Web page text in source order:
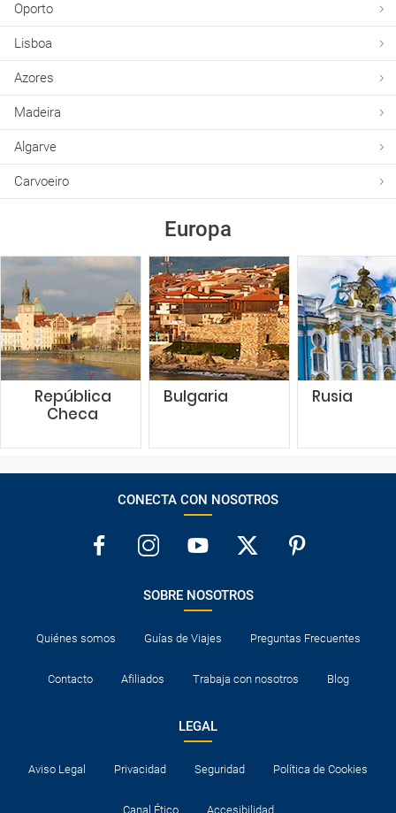
Oporto
Lisboa
Azores
Madeira
Algarve
Carvoeiro
Europa
República
Checa
Bulgaria Rusia
CONECTA CON NOSOTROS
SOBRE NOSOTROS
Quiénes somos Guías de Viajes Preguntas Frecuentes
Contacto Afiliados Trabaja con nosotros Blog
LEGAL
Aviso Legal Privacidad Seguridad Política de Cookies
Canal Ético Accesibilidad